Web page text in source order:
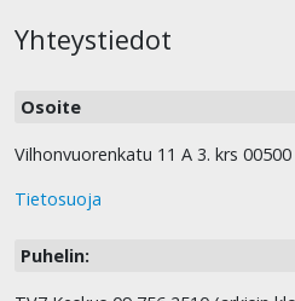
Yhteystiedot
Osoite
Vilhonvuorenkatu 11 A 3. krs 00500
Tietosuoja
Puhelin: